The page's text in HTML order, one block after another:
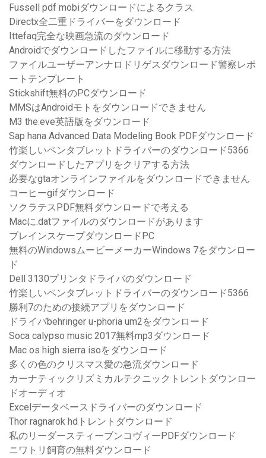
Fussell pdf mobiダウンロードによるクラス
Directx全二重ドライバーをダウンロード
Ittefaq完全な映画急流のダウンロード
Androidでダウンロードしたファイルに移動する方法
ファイルユーザーアンナロドリゲスダウンロード警察レポ
ートテンプレート
Stickshift無料のPCダウンロード
MMSはAndroidモトをダウンロードできません
M3 the.eve英語版をダウンロード
Sap hana Advanced Data Modeling Book PDFダウンロード
竹楽しいペンタブレットドライバーのダウンロード5366
ダウンロードしたアプリをクリアする方法
必要なgtaオンラインファイルをダウンロードできません
コーヒーgifダウンロード
ソクラテスPDF無料ダウンロードで考える
Macに.datファイルのダウンロードがあります
ブレインスケープダウンロードPC
無料のWindowsムービーメーカーWindows 7をダウンロー
ド
Dell 3130プリンタドライバのダウンロード
竹楽しいペンタブレットドライバーのダウンロード5366
勝利7のための接続アプリをダウンロード
ドライバbehringer u-phoria um2をダウンロード
Soca calypso music 2017無料mp3ダウンロード
Mac os high sierra isoをダウンロード
多くの色のクリスマス愛の急流ダウンロード
カーナティックリズミカルテクニックトレントダウンロー
ドオーディオ
Excelデータベースドライバーのダウンロード
Thor ragnarok hdトレントダウンロード
私のリーダースティーブンコヴィーPDFダウンロード
ニワトリ飼育の無料ダウンロード